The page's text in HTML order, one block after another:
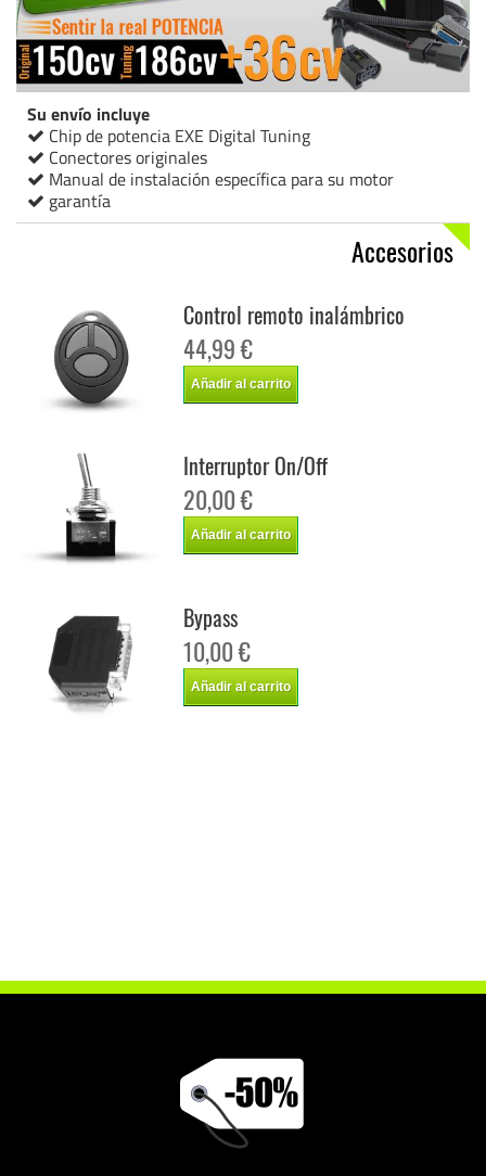
Su envío incluye
Chip de potencia EXE Digital Tuning
Conectores originales
Manual de instalación específica para su motor
garantía
Accesorios
Control remoto inalámbrico
44,99 €
Añadir al carrito
Interruptor On/Off
20,00 €
Añadir al carrito
Bypass
10,00 €
Añadir al carrito